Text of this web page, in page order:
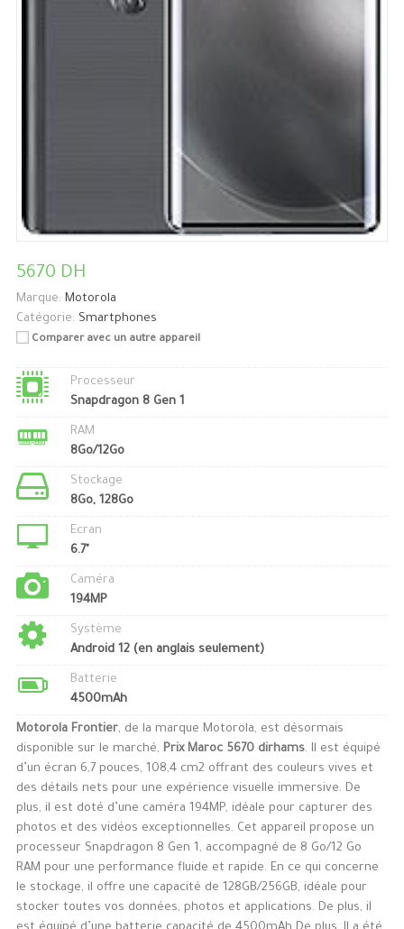
5670 DH
Marque: Motorola
Catégorie: Smartphones
Comparer avec un autre appareil
Processeur
Snapdragon 8 Gen 1
RAM
8Go/12Go
Stockage
8Go, 128Go
Ecran
6.7"
Caméra
194MP
Système
Android 12 (en anglais seulement)
Batterie
4500mAh
Motorola Frontier, de la marque Motorola, est désormais
disponible sur le marché, Prix Maroc 5670 dirhams. Il est équipé
d’un écran 6,7 pouces, 108,4 cm2 offrant des couleurs vives et
des détails nets pour une expérience visuelle immersive. De
plus, il est doté d’une caméra 194MP, idéale pour capturer des
photos et des vidéos exceptionnelles. Cet appareil propose un
processeur Snapdragon 8 Gen 1, accompagné de 8 Go/12 Go
RAM pour une performance fluide et rapide. En ce qui concerne
le stockage, il offre une capacité de 128GB/256GB, idéale pour
stocker toutes vos données, photos et applications. De plus, il